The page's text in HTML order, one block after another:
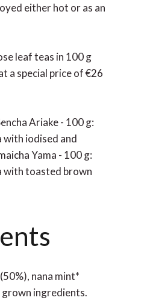
either hot or as an
leaf teas in 100 g
a special price of €26
Ariake - 100 g:
with iodised and
Yama - 100 g:
with toasted brown
nana mint*
ingredients.